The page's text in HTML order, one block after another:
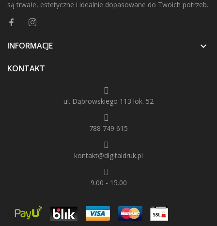
są trwałe, estetyczne i idealnie dopasowane do Twoich potrzeb.
INFORMACJE 
KONTAKT
ul. Dąbrowskiego 113 lok. 52
788 749 615
kontakt@digitaldruk.pl
9.00 - 15.00